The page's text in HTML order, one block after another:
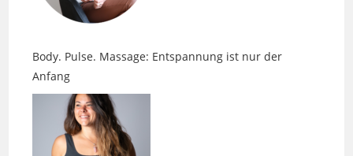
Body. Pulse. Massage: Entspannung ist nur der